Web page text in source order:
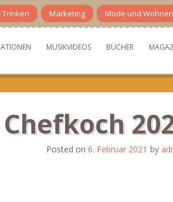
Trinken Marketing Mode und Wohnen
MUSIKVIDEOS BÜCHER
Chefkoch
Posted on 6. Februar 2021 by